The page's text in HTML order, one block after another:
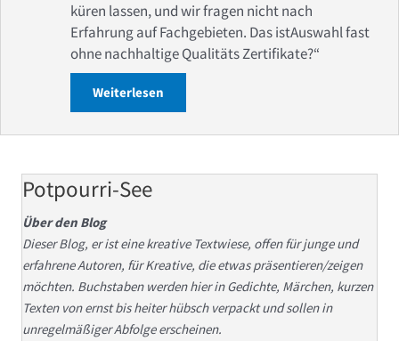
küren lassen, und wir fragen nicht nach
Erfahrung auf Fachgebieten. Das istAuswahl fast
ohne nachhaltige Qualitäts Zertifikate?“
Weiterlesen
Potpourri-See
Über den Blog
Dieser Blog, er ist eine kreative Textwiese, offen für junge und
erfahrene Autoren, für Kreative, die etwas präsentieren/zeigen
möchten. Buchstaben werden hier in Gedichte, Märchen, kurzen
Texten von ernst bis heiter hübsch verpackt und sollen in
unregelmäßiger Abfolge erscheinen.